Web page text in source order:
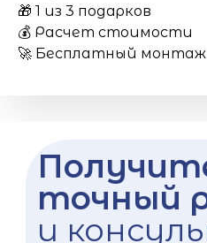
🎁 1 из 3 подарков
💰 Расчет стоимости
🚀 Бесплатный монтаж
точный
и